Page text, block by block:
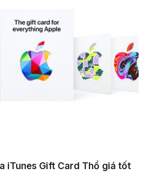
iTunes Gift Card Thổ giá tốt